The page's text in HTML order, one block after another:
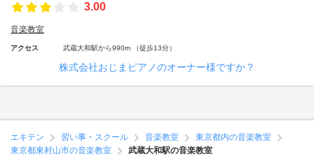
3.00
音楽教室
アクセス 武蔵大和駅から990m （徒歩13分）
株式会社おじまピアノのオーナー様ですか？
エキテン 習い事・スクール 音楽教室
東京都内の音楽教室
東京都東村山市の音楽教室
武蔵大和駅の音楽教室